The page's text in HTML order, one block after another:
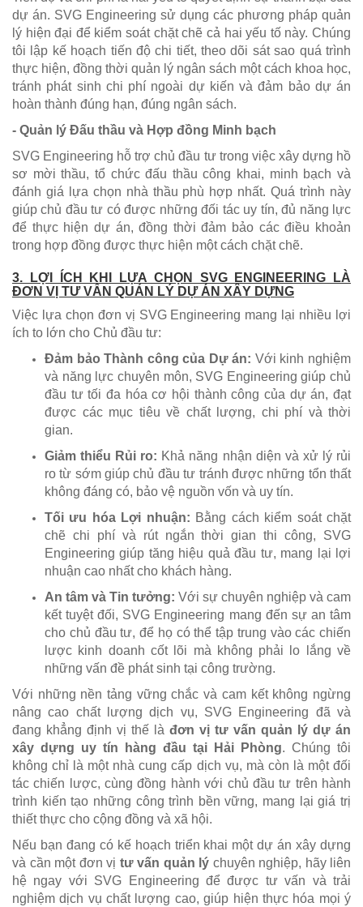
dự án. SVG Engineering sử dụng các phương pháp quản
lý hiện đại để kiểm soát chặt chẽ cả hai yếu tố này. Chúng
tôi lập kế hoạch tiến độ chi tiết, theo dõi sát sao quá trình
thực hiện, đồng thời quản lý ngân sách một cách khoa học,
tránh phát sinh chi phí ngoài dự kiến và đảm bảo dự án
hoàn thành đúng hạn, đúng ngân sách.
- Quản lý Đấu thầu và Hợp đồng Minh bạch
SVG Engineering hỗ trợ chủ đầu tư trong việc xây dựng hồ
sơ mời thầu, tổ chức đấu thầu công khai, minh bạch và
đánh giá lựa chọn nhà thầu phù hợp nhất. Quá trình này
giúp chủ đầu tư có được những đối tác uy tín, đủ năng lực
để thực hiện dự án, đồng thời đảm bảo các điều khoản
trong hợp đồng được thực hiện một cách chặt chẽ.
3. LỢI ÍCH KHI LỰA CHỌN SVG ENGINEERING LÀ
ĐƠN VỊ TƯ VẤN QUẢN LÝ DỰ ÁN XÂY DỰNG
Việc lựa chọn đơn vị SVG Engineering mang lại nhiều lợi
ích to lớn cho Chủ đầu tư:
Đảm bảo Thành công của Dự án: Với kinh nghiệm
và năng lực chuyên môn, SVG Engineering giúp chủ
đầu tư tối đa hóa cơ hội thành công của dự án, đạt
được các mục tiêu về chất lượng, chi phí và thời
gian.
Giảm thiểu Rủi ro: Khả năng nhận diện và xử lý rủi
ro từ sớm giúp chủ đầu tư tránh được những tổn thất
không đáng có, bảo vệ nguồn vốn và uy tín.
Tối ưu hóa Lợi nhuận: Bằng cách kiểm soát chặt
chẽ chi phí và rút ngắn thời gian thi công, SVG
Engineering giúp tăng hiệu quả đầu tư, mang lại lợi
nhuận cao nhất cho khách hàng.
An tâm và Tin tưởng: Với sự chuyên nghiệp và cam
kết tuyệt đối, SVG Engineering mang đến sự an tâm
cho chủ đầu tư, để họ có thể tập trung vào các chiến
lược kinh doanh cốt lõi mà không phải lo lắng về
những vấn đề phát sinh tại công trường.
Với những nền tảng vững chắc và cam kết không ngừng
nâng cao chất lượng dịch vụ, SVG Engineering đã và
đang khẳng định vị thế là đơn vị tư vấn quản lý dự án
xây dựng uy tín hàng đầu tại Hải Phòng. Chúng tôi
không chỉ là một nhà cung cấp dịch vụ, mà còn là một đối
tác chiến lược, cùng đồng hành với chủ đầu tư trên hành
trình kiến tạo những công trình bền vững, mang lại giá trị
thiết thực cho cộng đồng và xã hội.
Nếu bạn đang có kế hoạch triển khai một dự án xây dựng
và cần một đơn vị tư vấn quản lý chuyên nghiệp, hãy liên
hệ ngay với SVG Engineering để được tư vấn và trải
nghiệm dịch vụ chất lượng cao, giúp hiện thực hóa mọi ý